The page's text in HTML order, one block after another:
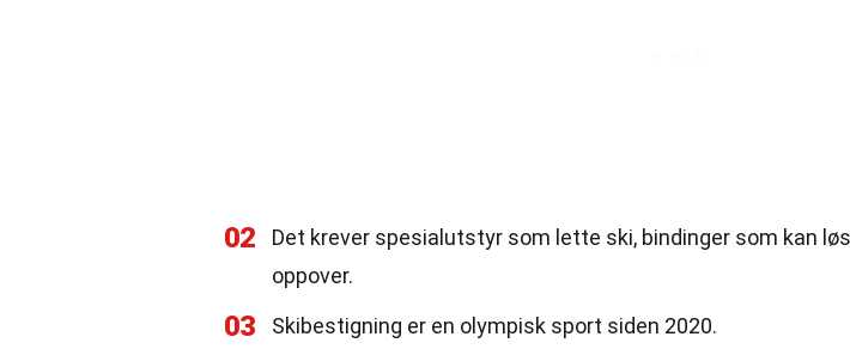
02
Det krever spesialutstyr som lette ski, bindinger som kan
oppover.
03 Skibestigning er en olympisk sport siden 2020.